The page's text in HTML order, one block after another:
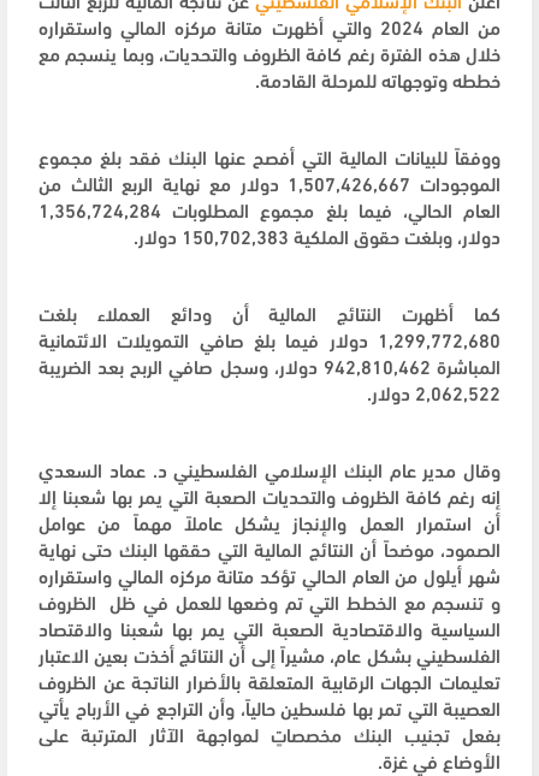
من العام 2024 والتي أظهرت متانة مركزه المالي واستقراره
خلال هذه الفترة رغم كافة الظروف والتحديات، وبما ينسجم مع
خططه وتوجهاته للمرحلة القادمة.
ووفقاً للبيانات المالية التي أفصح عنها البنك فقد بلغ مجموع
الموجودات 1,507,426,667 دولار مع نهاية الربع الثالث من
العام الحالي، فيما بلغ مجموع المطلوبات 1,356,724,284
دولار، وبلغت حقوق الملكية 150,702,383 دولار.
كما أظهرت النتائج المالية أن ودائع العملاء بلغت
1,299,772,680 دولار فيما بلغ صافي التمويلات الائتمانية
المباشرة 942,810,462 دولار، وسجل صافي الربح بعد الضريبة
2,062,522 دولار.
وقال مدير عام البنك الإسلامي الفلسطيني د. عماد السعدي
إنه رغم كافة الظروف والتحديات الصعبة التي يمر بها شعبنا إلا
أن استمرار العمل والإنجاز يشكل عاملاً مهماً من عوامل
الصمود، موضحاً أن النتائج المالية التي حققها البنك حتى نهاية
شهر أيلول من العام الحالي تؤكد متانة مركزه المالي واستقراره
و تنسجم مع الخطط التي تم وضعها للعمل في ظل الظروف
السياسية والاقتصادية الصعبة التي يمر بها شعبنا والاقتصاد
الفلسطيني بشكل عام، مشيراً إلى أن النتائج أخذت بعين الاعتبار
تعليمات الجهات الرقابية المتعلقة بالأضرار الناتجة عن الظروف
العصيبة التي تمر بها فلسطين حالياً، وأن التراجع في الأرباح يأتي
بفعل تجنيب البنك مخصصاتٍ لمواجهة الآثار المترتبة على
الأوضاع في غزة.